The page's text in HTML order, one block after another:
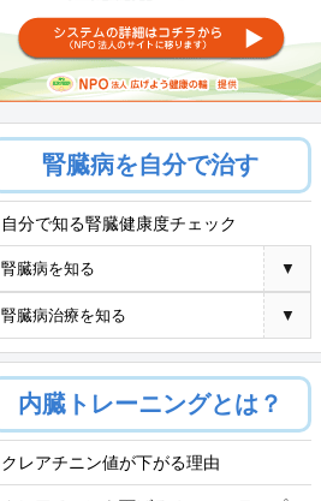
腎臓病を自分で治す
自分で知る腎臓健康度チェック
腎臓病を知る ▼
腎臓病治療を知る ▼
内臓トレーニングとは？
クレアチニン値が下がる理由